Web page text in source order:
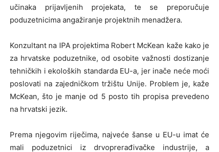
učinaka prijavljenih projekata, te se preporučuje
poduzetnicima angažiranje projektnih menadžera.
Konzultant na IPA projektima Robert McKean kaže kako je
za hrvatske poduzetnike, od osobite važnosti dostizanje
tehničkih i ekoloških standarda EU-a, jer inače neće moći
poslovati na zajedničkom tržištu Unije. Problem je, kaže
McKean, što je manje od 5 posto tih propisa prevedeno
na hrvatski jezik.
Prema njegovim riječima, najveće šanse u EU-u imat će
mali poduzetnici iz drvoprerađivačke industrije, a